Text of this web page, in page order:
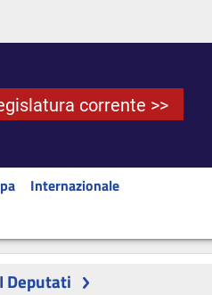
corrente >>
Internazionale
I Deputati